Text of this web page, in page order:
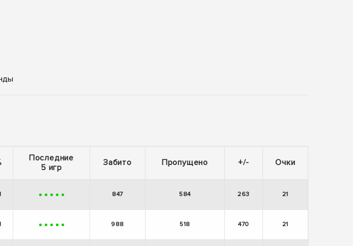
Последние
5 игр
Забито Пропущено +/- Очки
+ + + + + 847 584 263 21
+ + + + + 988 518 470 21